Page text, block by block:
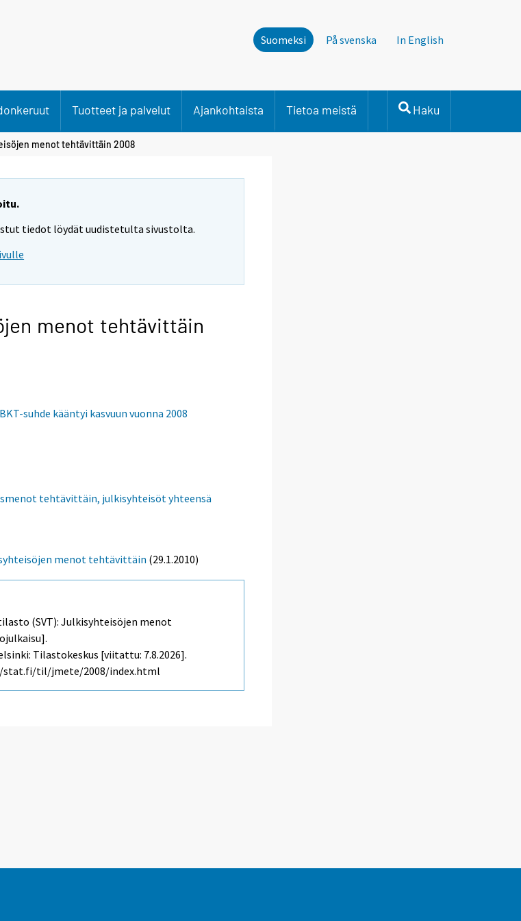
Suomeksi På svenska In English
Tuotteet ja palvelut Ajankohtaista Tietoa meistä Haku
menot tehtävittäin 2008
tiedot löydät uudistetulta sivustolta.
menot tehtävittäin
suhde kääntyi kasvuun vuonna 2008
tehtävittäin, julkisyhteisöt yhteensä
menot tehtävittäin (29.1.2010)
(SVT): Julkisyhteisöjen menot
Tilastokeskus [viitattu: 7.8.2026].
stat.fi/til/jmete/2008/index.html